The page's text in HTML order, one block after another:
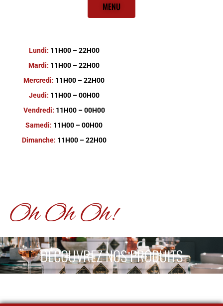
MENU
Lundi: 11H00 – 22H00
Mardi: 11H00 – 22H00
Mercredi: 11H00 – 22H00
Jeudi: 11H00 – 00H00
Vendredi: 11H00 – 00H00
Samedi: 11H00 – 00H00
Dimanche: 11H00 – 22H00
Oh Oh Oh!
DÉCOUVREZ NOS PRODUITS